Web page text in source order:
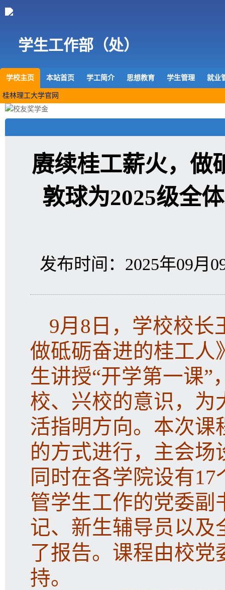
学生工作部（处）
学校主页 本站首页 学工简介 思想教育 学生管理 就业
桂林理工大学官网
赓续桂工薪火，
敦球为2025级全
发布时间：2025年09月
9月8日，学校校长
做砥砺奋进的桂工人
生讲授“开学第一课”
校、兴校的意识，为
活指明方向。本次课
的方式进行，主会场
同时在各学院设有
管学生工作的党委副
记、新生辅导员以及
了报告。课程由校
持。